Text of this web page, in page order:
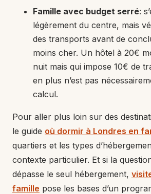
Famille avec budget serré:
légèrement du centre, mais
des transports avant de
moins cher. Un hôtel à 20€
nuit mais qui impose 10€ de
en plus n’est pas
calcul.
Pour aller plus loin sur des
le guide où dormir à Londres en
quartiers et les types
contexte particulier. Et si la
dépasse le seul hébergement,
famille pose les bases d’un